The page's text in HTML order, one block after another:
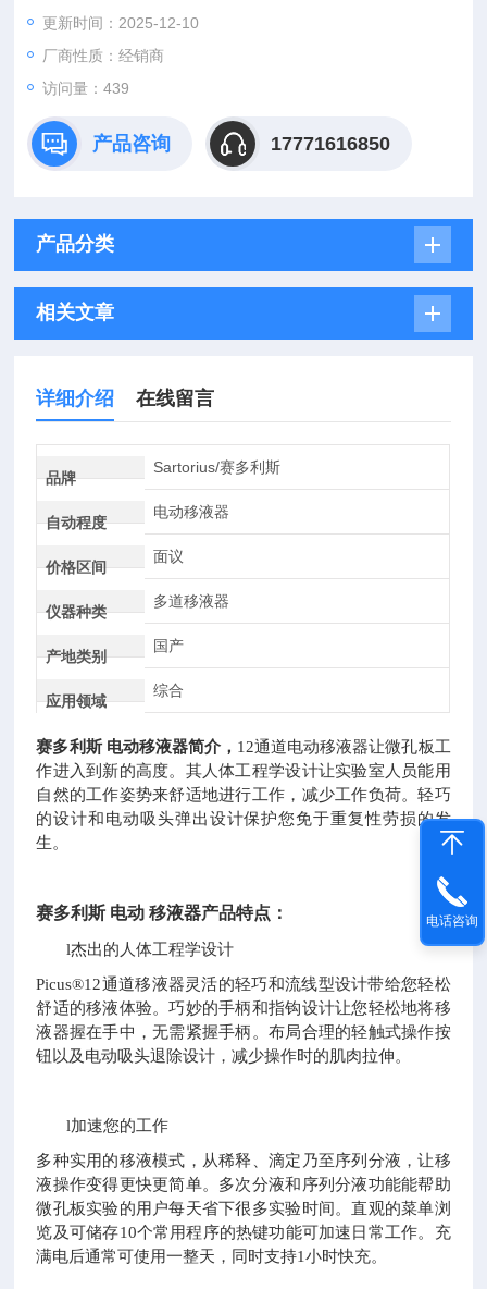
更新时间：2025-12-10
厂商性质：经销商
访问量：439
产品咨询 17771616850
产品分类
相关文章
详细介绍 在线留言
品牌
Sartorius/赛多利斯
自动程度
电动移液器
价格区间
面议
仪器种类
多道移液器
产地类别
国产
应用领域
综合
赛多利斯 电动移液器简介， 12通道电动移液器让微孔板工
作进入到新的高度。其人体工程学设计让实验室人员能用
自然的工作姿势来舒适地进行工作，减少工作负荷。轻巧
的设计和电动吸头弹出设计保护您免于重复性劳损的发
生。
赛多利斯 电动 移液器产品特点：
l杰出的人体工程学设计
Picus®12通道移液器灵活的轻巧和流线型设计带给您轻松
舒适的移液体验。巧妙的手柄和指钩设计让您轻松地将移
液器握在手中，无需紧握手柄。布局合理的轻触式操作按
钮以及电动吸头退除设计，减少操作时的肌肉拉伸。
l加速您的工作
多种实用的移液模式，从稀释、滴定乃至序列分液，让移
液操作变得更快更简单。多次分液和序列分液功能能帮助
微孔板实验的用户每天省下很多实验时间。直观的菜单浏
览及可储存10个常用程序的热键功能可加速日常工作。充
满电后通常可使用一整天，同时支持1小时快充。
电话咨询